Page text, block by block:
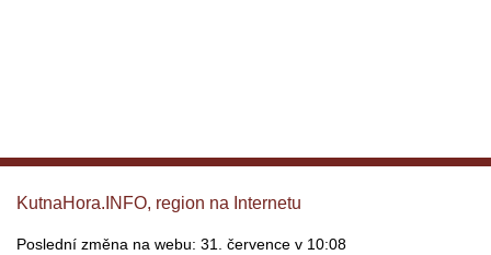
KutnaHora.INFO, region na Internetu
Poslední změna na webu: 31. července v 10:08